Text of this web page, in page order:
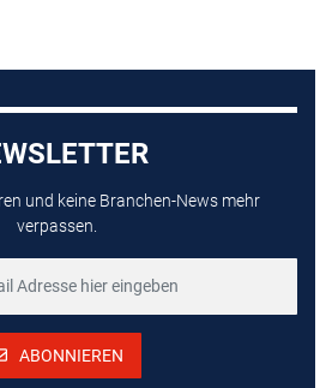
und keine Branchen-News mehr
verpassen.
ABONNIEREN